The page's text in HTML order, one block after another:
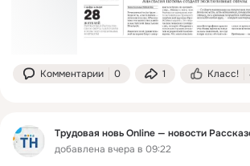
Комментарии 0 1 Класс!
Трудовая новь Online — новости
добавлена вчера в 09:22